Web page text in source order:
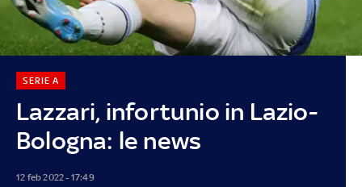
Lazzari, infortunio in Lazio-
Bologna: le news
SERIE A
12 feb 2022 - 17:49